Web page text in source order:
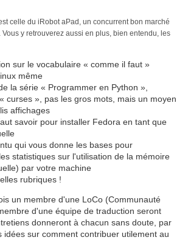
celle du iRobot aPad, un concurrent bon marché
y retrouverez aussi en plus, bien entendu, les
sur le vocabulaire « comme il faut »
même
la série « Programmer en Python »,
curses », pas les gros mots, mais un moyen
affichages
savoir pour installer Fedora en tant que
qui vous donne les bases pour
statistiques sur l'utilisation de la mémoire
par votre machine
rubriques !
un membre d'une LoCo (Communauté
d'une équipe de traduction seront
donneront à chacun sans doute, par
idées sur comment contribuer utilement au